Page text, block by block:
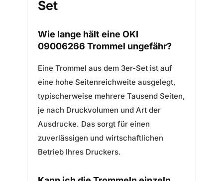
Set
Wie lange hält eine OKI
09006266 Trommel ungefähr?
Eine Trommel aus dem 3er-Set ist auf
eine hohe Seitenreichweite ausgelegt,
typischerweise mehrere Tausend Seiten,
je nach Druckvolumen und Art der
Ausdrucke. Das sorgt für einen
zuverlässigen und wirtschaftlichen
Betrieb Ihres Druckers.